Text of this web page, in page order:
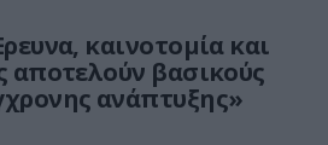
καινοτομία και
αποτελούν βασικούς
ανάπτυξης»